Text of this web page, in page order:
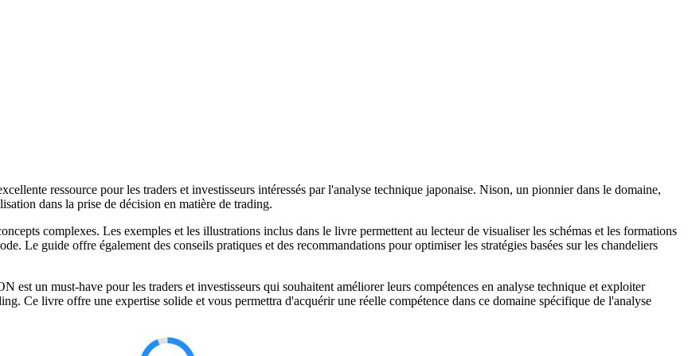
ressource pour les traders et investisseurs intéressés par l'analyse technique japonaise. Nison, un pionnier dans le domaine,
dans la prise de décision en matière de trading.
complexes. Les exemples et les illustrations inclus dans le livre permettent au lecteur de visualiser les schémas et les formations
Le guide offre également des conseils pratiques et des recommandations pour optimiser les stratégies basées sur les chandeliers
est un must-have pour les traders et investisseurs qui souhaitent améliorer leurs compétences en analyse technique et exploiter
Ce livre offre une expertise solide et vous permettra d'acquérir une réelle compétence dans ce domaine spécifique de l'analyse